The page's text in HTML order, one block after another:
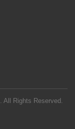
. All Rights Reserved.